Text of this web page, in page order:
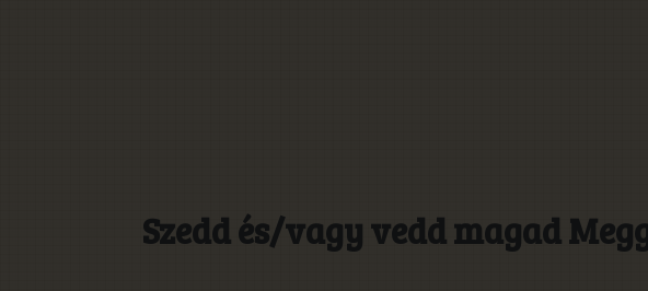
Szedd és/vagy vedd magad